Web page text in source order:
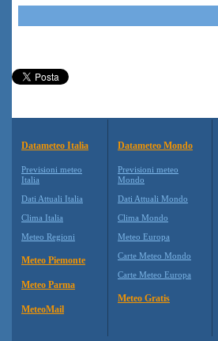
Datameteo Italia
Previsioni meteo
Italia
Dati Attuali Italia
Clima Italia
Meteo Regioni
Meteo Piemonte
Meteo Parma
MeteoMail
Datameteo Mondo
Previsioni meteo
Mondo
Dati Attuali Mondo
Clima Mondo
Meteo Europa
Carte Meteo Mondo
Carte Meteo Europa
Meteo Gratis